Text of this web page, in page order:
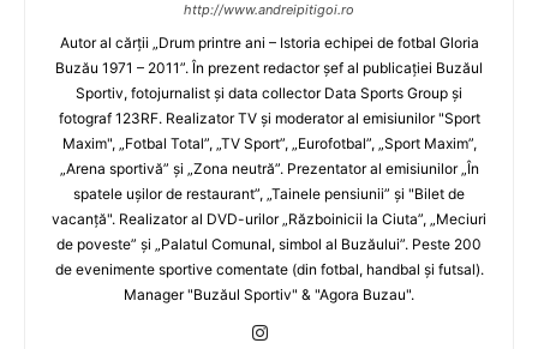
http://www.andreipitigoi.ro
Autor al cărţii „Drum printre ani – Istoria echipei de fotbal Gloria
Buzău 1971 – 2011”. În prezent redactor şef al publicaţiei Buzăul
Sportiv, fotojurnalist şi data collector Data Sports Group şi
fotograf 123RF. Realizator TV şi moderator al emisiunilor "Sport
Maxim", „Fotbal Total”, „TV Sport”, „Eurofotbal”, „Sport Maxim”,
„Arena sportivă” şi „Zona neutră”. Prezentator al emisiunilor „În
spatele uşilor de restaurant”, „Tainele pensiunii” şi "Bilet de
vacanţă". Realizator al DVD-urilor „Războinicii la Ciuta”, „Meciuri
de poveste” şi „Palatul Comunal, simbol al Buzăului”. Peste 200
de evenimente sportive comentate (din fotbal, handbal şi futsal).
Manager "Buzăul Sportiv" & "Agora Buzau".